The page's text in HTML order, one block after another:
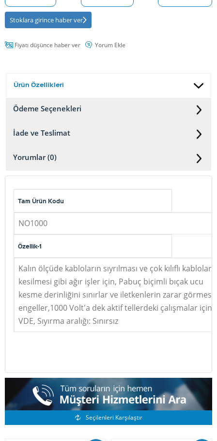
Stoklara girince haber ver
Fiyatı düşünce haber ver Yorum Ekle
Ürün Özellikleri
Ödeme Seçenekleri
İade ve Teslimat
Yorumlar (0)
Tam Ürün Kodu
NO1000
Özellik-1
Kalın ölçüde kabloların sıyrılması ve çok kılıflı
kesilmesi gibi ağır işler için, Pabuç biçimli bıçak ucu
kesme derinliğini sınırlar ve iletkenlerin zarar
engeller,1000 Volt'a dek aktif tellerdeki çalışmalar için
VDE, Sıyırma aralığı: Sınırsız
Benzer Ürünler
Seçilenleri Karşılaştır